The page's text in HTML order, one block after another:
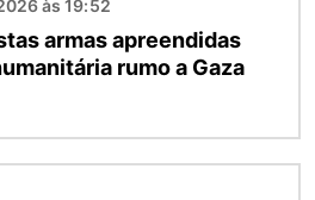
às 19:52
armas apreendidas
rumo a Gaza